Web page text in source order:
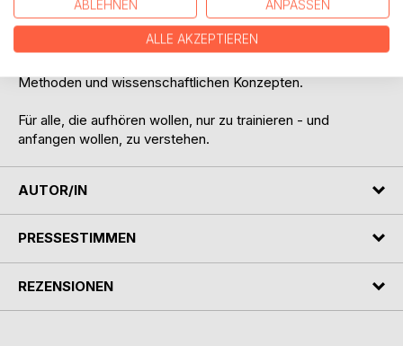
Dieses Buch bricht den Dreikampf auf seine atomaren
Bestandteile herunter und erklärt, wie aus den kleinsten
Bestandteilen übergreifende Konzepte werden. Aus der
Methoden und wissenschaftlichen Konzepten.
Für alle, die aufhören wollen, nur zu trainieren - und
anfangen wollen, zu verstehen.
AUTOR/IN
PRESSESTIMMEN
REZENSIONEN
ABLEHNEN ANPASSEN
ALLE AKZEPTIEREN